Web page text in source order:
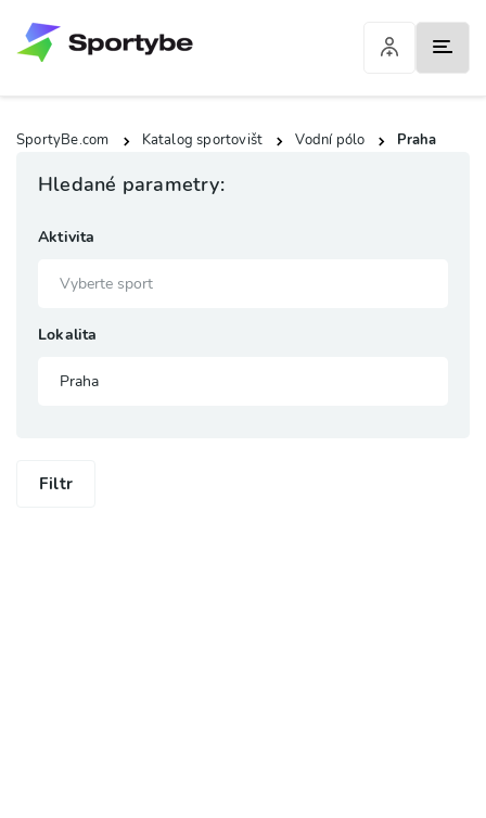
SportyBe.com Katalog sportovišt Vodní pólo Praha
Hledané parametry:
Aktivita
Lokalita
Filtr